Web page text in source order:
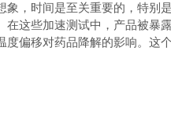
象，时间是至关重要的，特别
在这些加速测试中，产品被暴
度偏移对药品降解的影响。这